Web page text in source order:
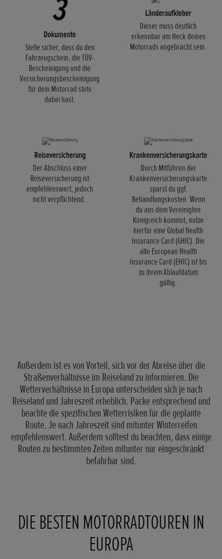
Dokumente
Stelle sicher, dass du den
Fahrzeugschein, die TÜV-
Bescheinigung und die
Versicherungsbescheinigung
für dein Motorrad stets
dabei hast.
Länderaufkleber
Dieser muss deutlich
erkennbar am Heck deines
Motorrads angebracht sein.
Reiseversicherung
Der Abschluss einer
Reiseversicherung ist
empfehlenswert, jedoch
nicht verpflichtend.
Krankenversicherungskarte
Durch Mitführen der
Krankenversicherungskarte
sparst du ggf.
Behandlungskosten. Wenn
du aus dem Vereinigten
Königreich kommst, nutze
hierfür eine Global Health
Insurance Card (GHIC). Die
alte European Health
Insurance Card (EHIC) ist bis
zu ihrem Ablaufdatum
gültig.
Außerdem ist es von Vorteil, sich vor der Abreise über die
Straßenverhältnisse im Reiseland zu informieren. Die
Wetterverhältnisse in Europa unterscheiden sich je nach
Reiseland und Jahreszeit erheblich. Packe entsprechend und
beachte die spezifischen Wetterrisiken für die geplante
Route. Je nach Jahreszeit sind mitunter Winterreifen
empfehlenswert. Außerdem solltest du beachten, dass einige
Routen zu bestimmten Zeiten mitunter nur eingeschränkt
befahrbar sind.
DIE BESTEN MOTORRADTOUREN IN
EUROPA